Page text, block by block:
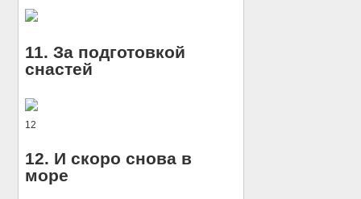
11. За подготовкой
снастей
12
12. И скоро снова в
море